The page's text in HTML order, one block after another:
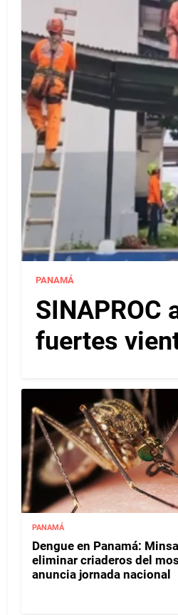
PANAMÁ
SINAPROC
fuertes
PANAMÁ
Dengue en Panamá:
eliminar criaderos del
anuncia jornada nacional